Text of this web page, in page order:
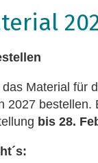
Material für
2027 bestellen.
bis 28.